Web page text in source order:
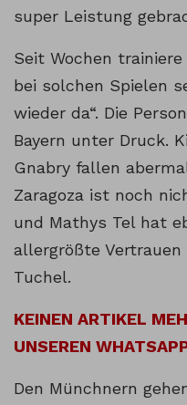
super Leistung
Seit Wochen
bei solchen Spielen
wieder da“. Die
Bayern unter Druck.
Gnabry fallen
Zaragoza ist noch
und Mathys Tel hat
allergrößte Vertrauen
Tuchel.
KEINEN ARTIKEL
UNSEREN
Den Münchnern